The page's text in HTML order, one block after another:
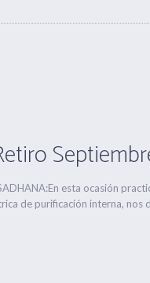
esta ocasión
de purificación interna, nos